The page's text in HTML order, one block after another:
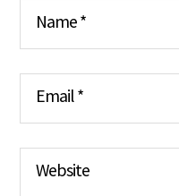
Name*
Email*
Website